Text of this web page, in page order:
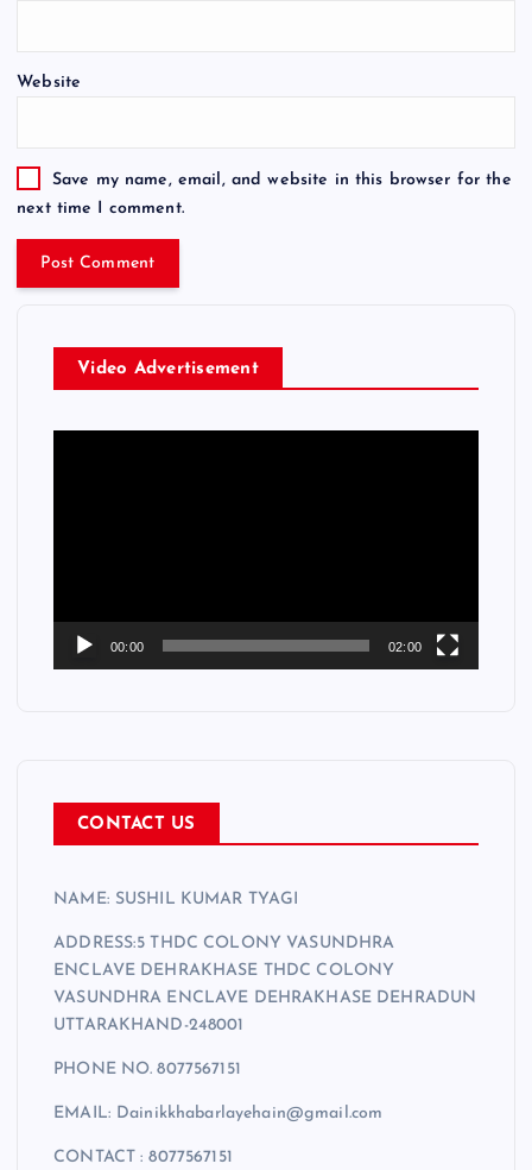
Website
Save my name, email, and website in this browser for the
next time I comment.
Video Advertisement
00:00 02:00
CONTACT US
NAME: SUSHIL KUMAR TYAGI
ADDRESS:5 THDC COLONY VASUNDHRA
ENCLAVE DEHRAKHASE THDC COLONY
VASUNDHRA ENCLAVE DEHRAKHASE DEHRADUN
UTTARAKHAND-248001
PHONE NO. 8077567151
EMAIL: Dainikkhabarlayehain@gmail.com
CONTACT : 8077567151